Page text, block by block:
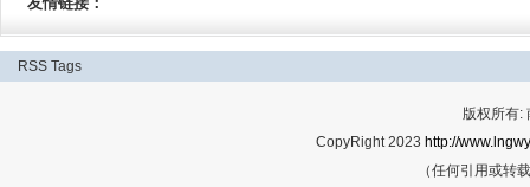
RSS Tags
版权所有:
CopyRight 2023 http://
（任何引用或转